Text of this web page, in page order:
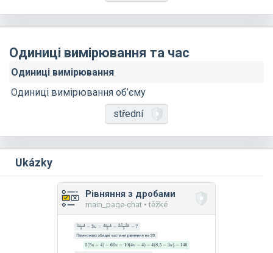
Одиниці вимірювання та час
Одиниці вимірювання
Одиниці вимірювання об’єму
střední
Ukázky
Рівняння з дробами
main_page-chat • těžké